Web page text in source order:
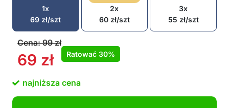
1x
69 zł/szt
2x
60 zł/szt
3x
55 zł/szt
Cena:99zł
69 zł Ratować 30%
najniższa cena